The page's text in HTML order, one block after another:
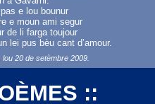
e lou bounur
e moun ami segur
de li farga toujour
lei pus bèu cant d’amour.
20 de setèmbre 2009.
::